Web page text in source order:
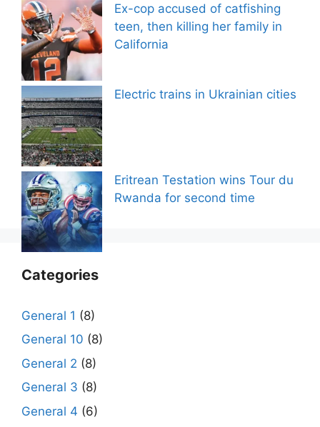
Ex-cop accused of catfishing
teen, then killing her family in
California
Electric trains in Ukrainian cities
Eritrean Testation wins Tour du
Rwanda for second time
Categories
General 1 (8)
General 10 (8)
General 2 (8)
General 3 (8)
General 4 (6)